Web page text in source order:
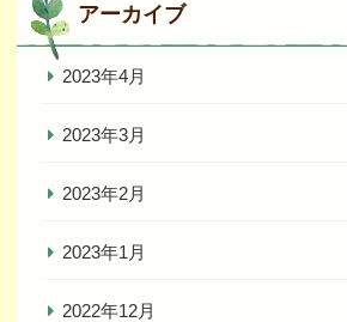
アーカイブ
2023年4月
2023年3月
2023年2月
2023年1月
2022年12月